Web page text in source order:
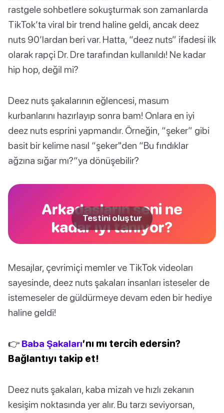
rastgele sohbetlere sokuşturmak son zamanlarda
TikTok’ta viral bir trend haline geldi, ancak deez
nuts 90’lardan beri var. Hatta, “deez nuts” ifadesi ilk
olarak rapçi Dr. Dre tarafından kullanıldı! Ne kadar
hip hop, değil mi?
Deez nuts şakalarının eğlencesi, masum
kurbanlarını hazırlayıp sonra bam! Onlara en iyi
deez nuts esprini yapmandır. Örneğin, “şeker” gibi
basit bir kelime nasıl “şeker"den “Bu fındıklar
ağzına sığar mı?“ya dönüşebilir?
Arkadaşların seni ne
kadar iyi tanıyor?
Testini oluştur
Mesajlar, çevrimiçi memler ve TikTok videoları
sayesinde, deez nuts şakaları insanları isteseler de
istemeseler de güldürmeye devam eden bir hediye
haline geldi!
👉 Baba Şakaları’nı mı tercih edersin?
Bağlantıyı takip et!
Deez nuts şakaları, kaba mizah ve hızlı zekanın
kesişim noktasında yer alır. Bu tarzı seviyorsan,